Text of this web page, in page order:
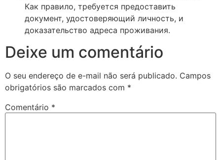
Как правило, требуется предоставить
документ, удостоверяющий личность, и
доказательство адреса проживания.
Deixe um comentário
O seu endereço de e-mail não será publicado. Campos
obrigatórios são marcados com *
Comentário *